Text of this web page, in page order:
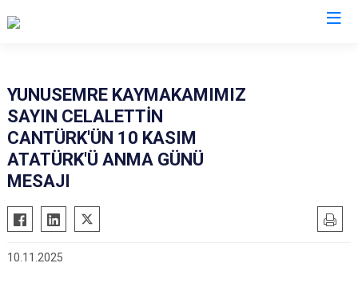
Ahmetli
Akhisar
Alaşehir
Gölmarmara
Gördes
Sarıgöl
YUNUSEMRE KAYMAKAMIMIZ
SAYIN CELALETTİN
CANTÜRK'ÜN 10 KASIM
ATATÜRK'Ü ANMA GÜNÜ
MESAJI
10.11.2025